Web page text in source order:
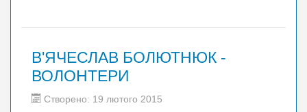
В'ЯЧЕСЛАВ БОЛЮТНЮК -
ВОЛОНТЕРИ
Створено: 19 лютого 2015